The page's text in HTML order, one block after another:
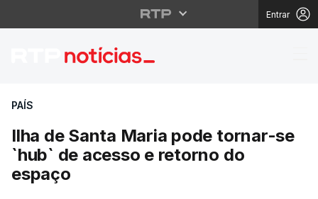
Entrar
Ilha de Santa Maria
PAÍS
Ilha de Santa Maria pode tornar-se
`hub` de acesso e retorno do
espaço